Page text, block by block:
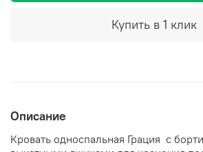
Купить в 1 клик
Описание
Кровать односпальная Грация с